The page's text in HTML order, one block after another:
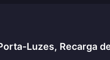
Luzes, Recarga